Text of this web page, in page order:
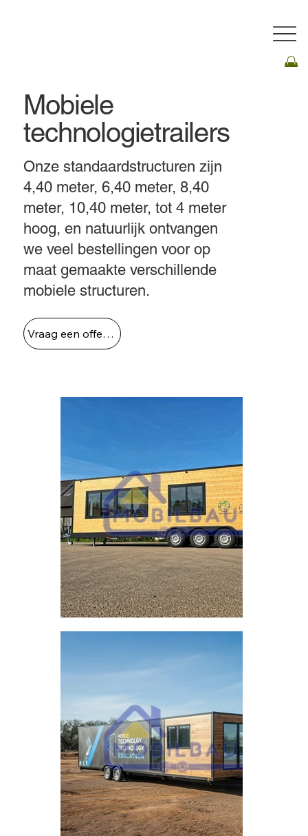
Onze standaardstructuren zijn
4,40 meter, 6,40 meter, 8,40
meter, 10,40 meter, tot 4 meter
hoog, en natuurlijk ontvangen
we veel bestellingen voor op
maat gemaakte verschillende
mobiele structuren.
Mobiele
technologietrailers
Vraag een offerte aan